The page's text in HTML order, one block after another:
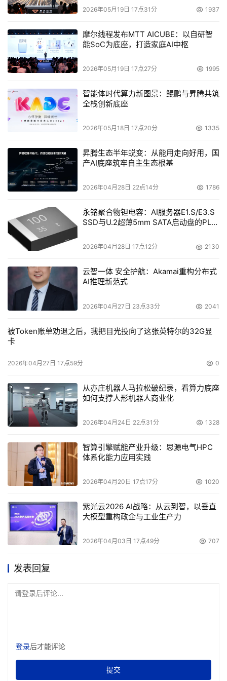
2026年05月19日 17点31分 1937
摩尔线程发布MTT AICUBE：以自研智
能SoC为底座，打造家庭AI中枢
2026年05月19日 17点27分 1995
智能体时代算力新图景：鲲鹏与昇腾共筑
全栈创新底座
2026年05月18日 17点20分 1335
昇腾生态半年蜕变：从能用走向好用，国
产AI底座筑牢自主生态根基
2026年04月28日 22点14分 1786
永铭聚合物钽电容：AI服务器E1.S/E3.S
SSD与U.2超薄5mm SATA启动盘的PLP
2026年04月28日 17点12分 2130
云智一体 安全护航：Akamai重构分布式
AI推理新范式
2026年04月27日 23点33分 2041
被Token账单劝退之后，我把目光投向了这张英特尔的32G显
卡
2026年04月27日 17点59分 0
从亦庄机器人马拉松破纪录，看算力底座
如何支撑人形机器人商业化
2026年04月24日 22点31分 1328
智算引擎赋能产业升级：思源电气HPC
体系化能力应用实践
2026年04月20日 17点17分 1020
紫光云2026 AI战略：从云到智，以垂直
大模型重构政企与工业生产力
2026年04月03日 17点49分 707
发表回复
请登录后评论...
登录后才能评论
提交